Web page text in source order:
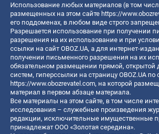
Использование любых материалов (в том
размещенных на этом сайте https://
его поддоменах, в любом виде строго
Разрешается использование при получении
разрешения на их использование и при
ссылки на сайт OBOZ.UA, а для интернет-
получении письменного разрешения на их
обязательном размещении прямой, открытой
систем, гиперссылки на страницу OBOZ.UA по
https://www.obozrevatel.com, на которой
материал в первом абзаце материала.
Все материалы на этом сайте, в том числе
исследования – служебные произведения
редакции, исключительные имущественные
принадлежат ООО «Золотая середина».